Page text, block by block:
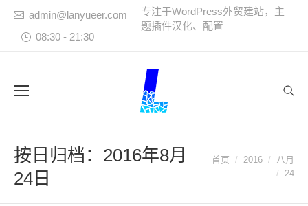
admin@lanyueer.com
08:30 - 21:30
专注于WordPress外贸建站，主
题插件汉化、配置
按日归档： 2016年8月
24日
您在这里：
首页 2016
八月
24